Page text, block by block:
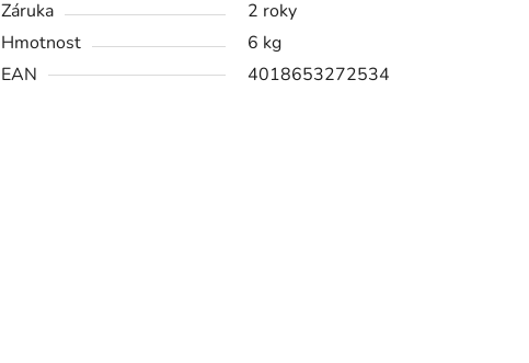
Záruka
2 roky
Hmotnost
6 kg
EAN
4018653272534